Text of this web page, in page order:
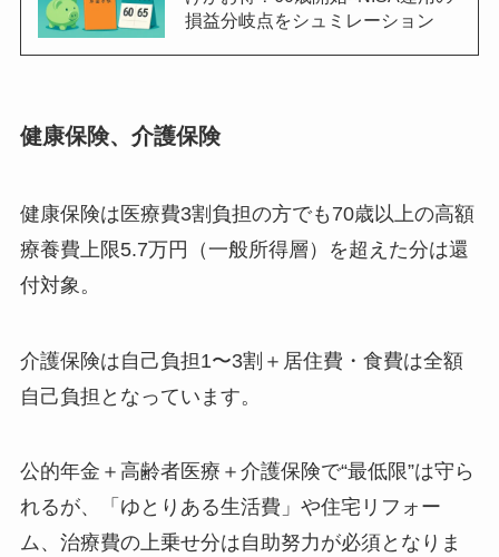
損益分岐点をシュミレーション
健康保険、介護保険
健康保険は医療費3割負担の方でも70歳以上の高額
療養費上限5.7万円（一般所得層）を超えた分は還
付対象。
介護保険は自己負担1〜3割＋居住費・食費は全額
自己負担となっています。
公的年金＋高齢者医療＋介護保険で“最低限”は守ら
れるが、「ゆとりある生活費」や住宅リフォー
ム、治療費の上乗せ分は自助努力が必須となりま